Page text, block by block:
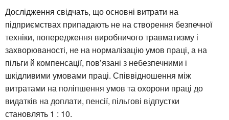
Дослідження свідчать, що основні витрати на
підприємствах припадають не на створення безпечної
техніки, попередження виробничого травматизму і
захворюваності, не на нормалізацію умов праці, а на
пільги й компенсації, пов’язані з небезпечними і
шкідливими умовами праці. Співвідношення між
витратами на поліпшення умов та охорони праці до
видатків на доплати, пенсії, пільгові відпустки
становлять 1 : 10.